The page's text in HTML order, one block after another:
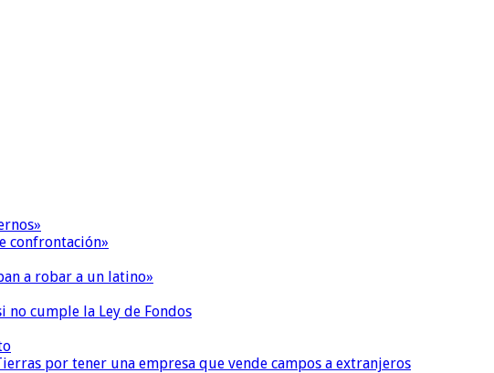
confrontación»
a robar a un latino»
cumple la Ley de Fondos
por tener una empresa que vende campos a extranjeros